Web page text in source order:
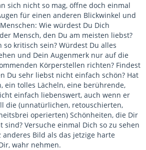
sich nicht so mag, öffne doch einmal
für einen anderen Blickwinkel und
Wie würdest Du Dich
Mensch, den Du am meisten liebst?
kritisch sein? Würdest Du alles
und Dein Augenmerk nur auf die
Körperstellen richten? Findest
Du sehr liebst nicht einfach schön? Hat
ein tolles Lächeln, eine berührende,
einfach liebenswert, auch wenn er
die (unnatürlichen, retouschierten,
operierten) Schönheiten, die Dir
sind? Versuche einmal Dich so zu sehen
Bild als das jetzige harte
wahr nehmen.